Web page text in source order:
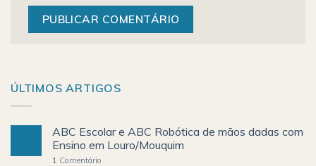
ÚLTIMOS ARTIGOS
ABC Escolar e ABC Robótica de mãos dadas com
Ensino em Louro/Mouquim
1 Comentário